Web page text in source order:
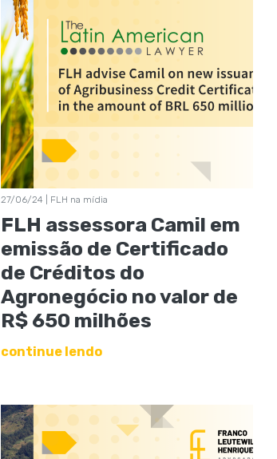
27/06/24 | FLH na mídia
FLH assessora Camil em
emissão de Certificado
de Créditos do
Agronegócio no valor de
R$ 650 milhões
continue lendo